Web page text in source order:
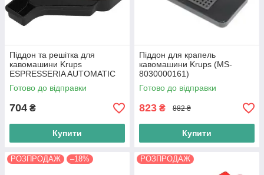
Піддон та решітка для
кавомашини Krups
ESPRESSERIA AUTOMATIC
(MS-0A17356) Оригінал
Готово до відправки
704 ₴
Купити
Піддон для крапель
кавомашини Krups (MS-
8030000161)
Готово до відправки
823 ₴ 882 ₴
Купити
РОЗПРОДАЖ –18% РОЗПРОДАЖ